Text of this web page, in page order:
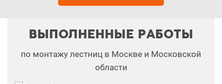
ВЫПОЛНЕННЫЕ РАБОТЫ
по монтажу лестниц в Москве и Московской
области